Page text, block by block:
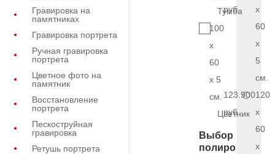
Гравировка на
памятниках
Гравировка портрета
Ручная гравировка
портрета
Цветное фото на
памятник
Восстановление
портрета
Пескоструйная
гравировка
Ретушь портрета
Тумба
100
x
60
x 5
см.
Цветник
Выбор
полировки
руб.
x
60
x
5
см.
123.900
руб.
120
x
60
x